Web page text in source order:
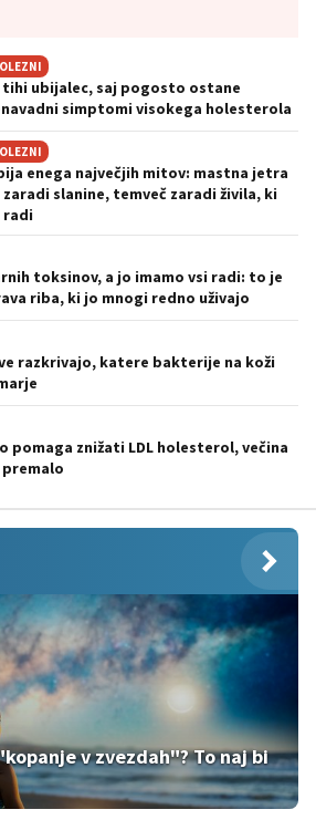
tihi ubijalec, saj pogosto ostane
simptomi visokega holesterola
enega največjih mitov: mastna jetra
slanine, temveč zaradi živila, ki
radi
toksinov, a jo imamo vsi radi: to je
riba, ki jo mnogi redno uživajo
razkrivajo, katere bakterije na koži
pomaga znižati LDL holesterol, večina
premalo
v zvezdah"? To naj bi